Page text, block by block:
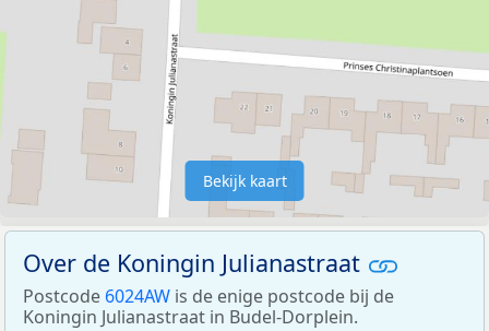
Bekijk kaart
Over de Koningin Julianastraat
Postcode 6024AW is de enige postcode bij de
Koningin Julianastraat in Budel-Dorplein.